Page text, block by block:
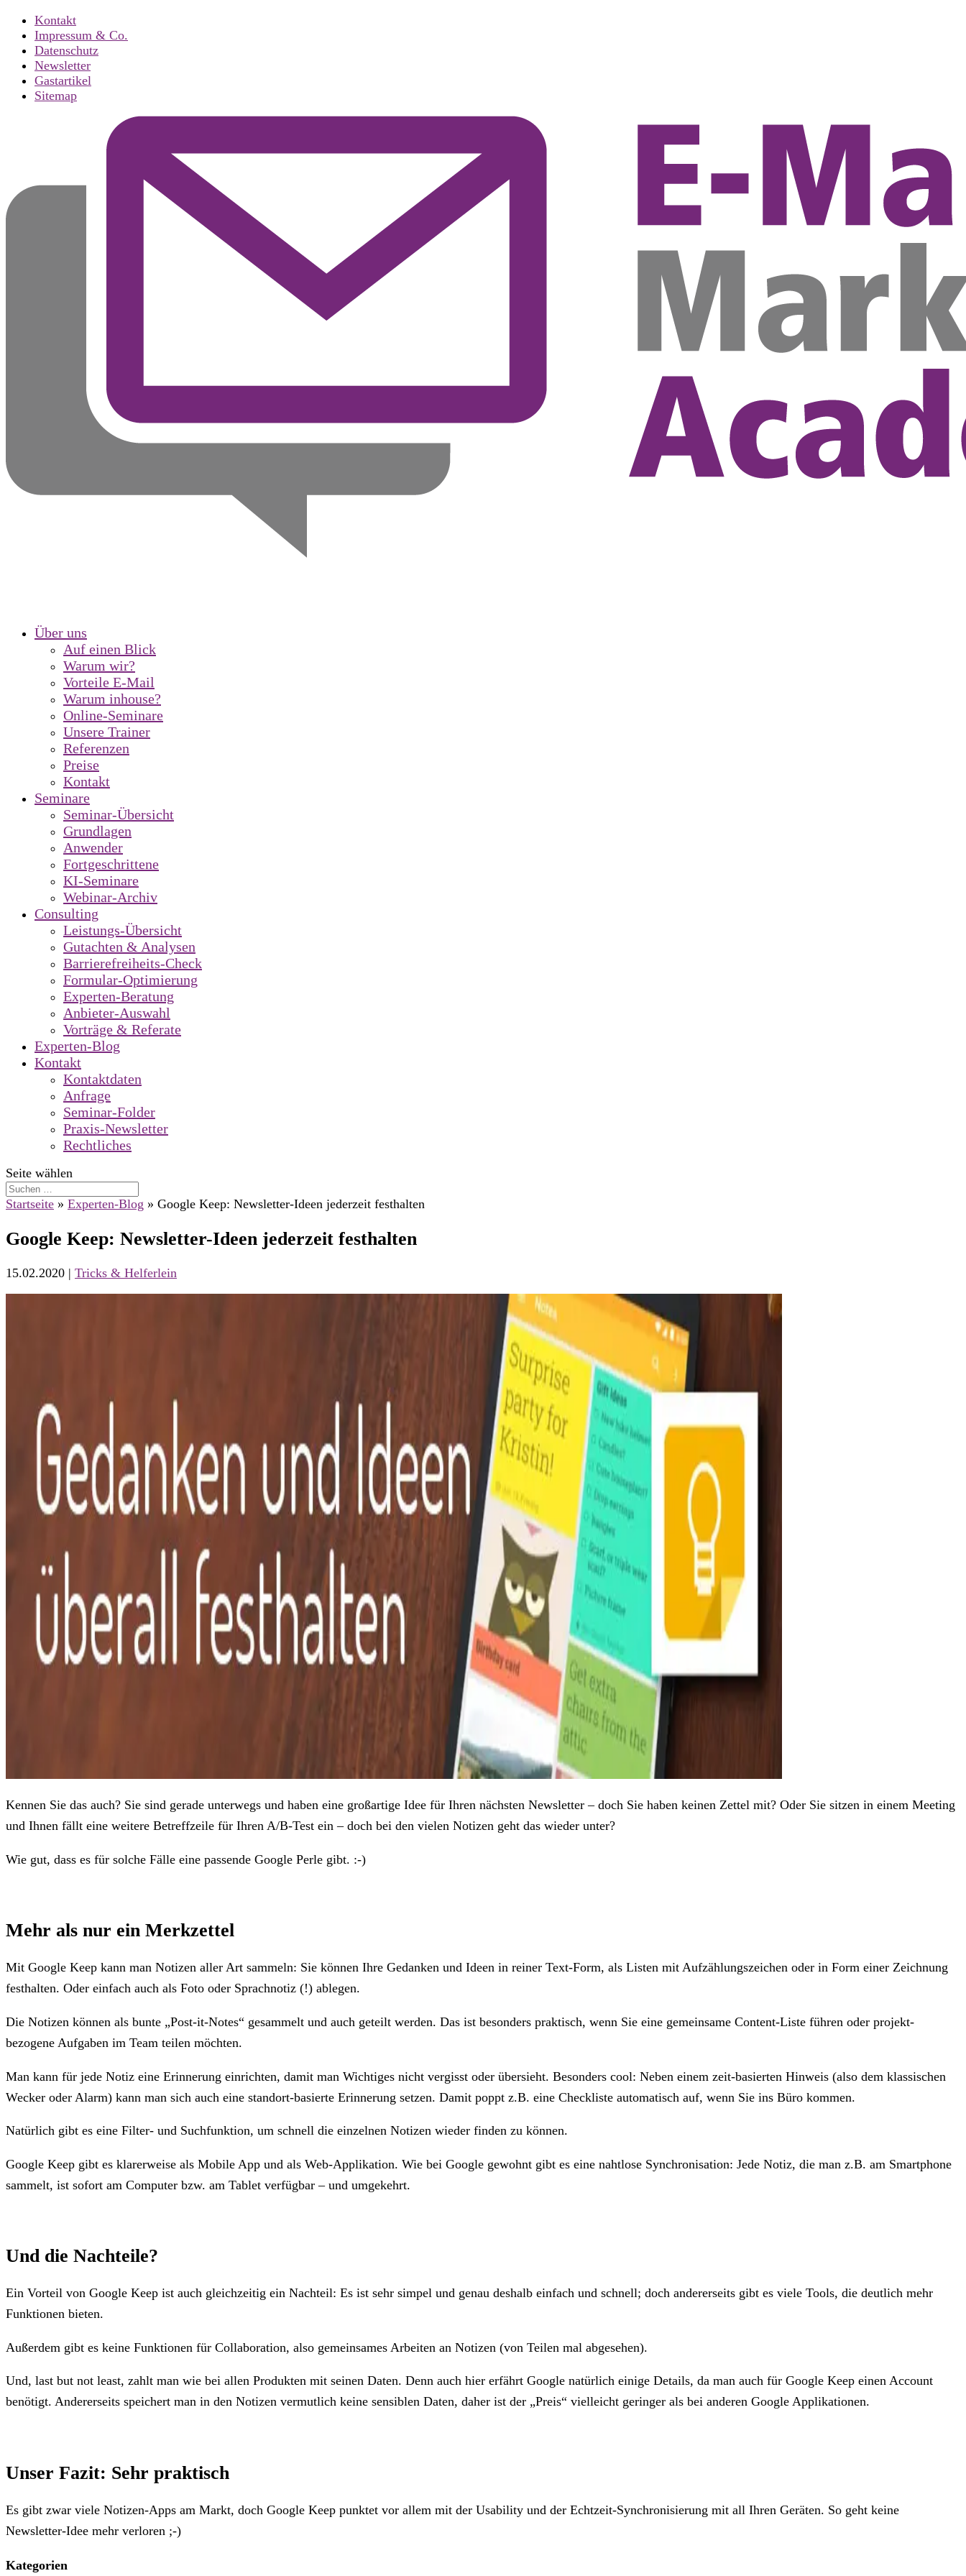
Kontakt
Impressum & Co.
Datenschutz
Newsletter
Gastartikel
Sitemap
Über uns
Auf einen Blick
Warum wir?
Vorteile E-Mail
Warum inhouse?
Online-Seminare
Unsere Trainer
Referenzen
Preise
Kontakt
Seminare
Seminar-Übersicht
Grundlagen
Anwender
Fortgeschrittene
KI-Seminare
Webinar-Archiv
Consulting
Leistungs-Übersicht
Gutachten & Analysen
Barrierefreiheits-Check
Formular-Optimierung
Experten-Beratung
Anbieter-Auswahl
Vorträge & Referate
Experten-Blog
Kontakt
Kontaktdaten
Anfrage
Seminar-Folder
Praxis-Newsletter
Rechtliches
Seite wählen
Startseite » Experten-Blog » Google Keep: Newsletter-Ideen jederzeit festhalten
Google Keep: Newsletter-Ideen jederzeit festhalten
15.02.2020 | Tricks & Helferlein
Kennen Sie das auch? Sie sind gerade unterwegs und haben eine großartige Idee für Ihren nächsten Newsletter – doch Sie haben keinen Zettel mit? Oder Sie sitzen in einem Meeting
und Ihnen fällt eine weitere Betreffzeile für Ihren A/B-Test ein – doch bei den vielen Notizen geht das wieder unter?
Wie gut, dass es für solche Fälle eine passende Google Perle gibt. :-)
Mehr als nur ein Merkzettel
Mit Google Keep kann man Notizen aller Art sammeln: Sie können Ihre Gedanken und Ideen in reiner Text-Form, als Listen mit Aufzählungszeichen oder in Form einer Zeichnung
festhalten. Oder einfach auch als Foto oder Sprachnotiz (!) ablegen.
Die Notizen können als bunte „Post-it-Notes“ gesammelt und auch geteilt werden. Das ist besonders praktisch, wenn Sie eine gemeinsame Content-Liste führen oder projekt-
bezogene Aufgaben im Team teilen möchten.
Man kann für jede Notiz eine Erinnerung einrichten, damit man Wichtiges nicht vergisst oder übersieht. Besonders cool: Neben einem zeit-basierten Hinweis (also dem klassischen
Wecker oder Alarm) kann man sich auch eine standort-basierte Erinnerung setzen. Damit poppt z.B. eine Checkliste automatisch auf, wenn Sie ins Büro kommen.
Natürlich gibt es eine Filter- und Suchfunktion, um schnell die einzelnen Notizen wieder finden zu können.
Google Keep gibt es klarerweise als Mobile App und als Web-Applikation. Wie bei Google gewohnt gibt es eine nahtlose Synchronisation: Jede Notiz, die man z.B. am Smartphone
sammelt, ist sofort am Computer bzw. am Tablet verfügbar – und umgekehrt.
Und die Nachteile?
Ein Vorteil von Google Keep ist auch gleichzeitig ein Nachteil: Es ist sehr simpel und genau deshalb einfach und schnell; doch andererseits gibt es viele Tools, die deutlich mehr
Funktionen bieten.
Außerdem gibt es keine Funktionen für Collaboration, also gemeinsames Arbeiten an Notizen (von Teilen mal abgesehen).
Und, last but not least, zahlt man wie bei allen Produkten mit seinen Daten. Denn auch hier erfährt Google natürlich einige Details, da man auch für Google Keep einen Account
benötigt. Andererseits speichert man in den Notizen vermutlich keine sensiblen Daten, daher ist der „Preis“ vielleicht geringer als bei anderen Google Applikationen.
Unser Fazit: Sehr praktisch
Es gibt zwar viele Notizen-Apps am Markt, doch Google Keep punktet vor allem mit der Usability und der Echtzeit-Synchronisierung mit all Ihren Geräten. So geht keine
Newsletter-Idee mehr verloren ;-)
Kategorien